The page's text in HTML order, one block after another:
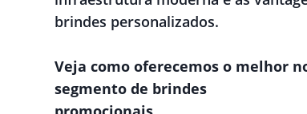
brindes personalizados.
Veja como oferecemos o melhor
segmento de brindes